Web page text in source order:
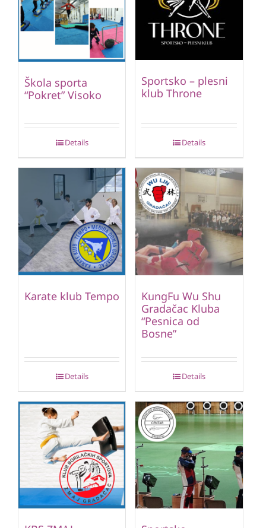
Škola sporta
“Pokret” Visoko
Details
Sportsko – plesni
klub Throne
Details
Karate klub Tempo
Details
KungFu Wu Shu
Gradačac Kluba
“Pesnica od
Bosne”
Details